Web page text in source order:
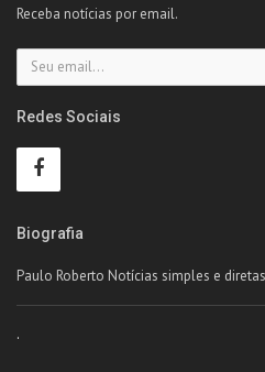
Receba notícias por email.
Redes Sociais
Biografia
Paulo Roberto Notícias simples e diretas
.